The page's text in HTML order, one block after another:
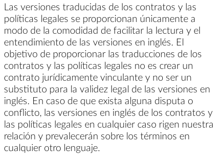
Las versiones traducidas de los contratos y las
políticas legales se proporcionan únicamente a
modo de la comodidad de facilitar la lectura y el
entendimiento de las versiones en inglés. El
objetivo de proporcionar las traducciones de los
contratos y las políticas legales no es crear un
contrato jurídicamente vinculante y no ser un
substituto para la validez legal de las versiones en
inglés. En caso de que exista alguna disputa o
conflicto, las versiones en inglés de los contratos y
las políticas legales en cualquier caso rigen nuestra
relación y prevalecerán sobre los términos en
cualquier otro lenguaje.